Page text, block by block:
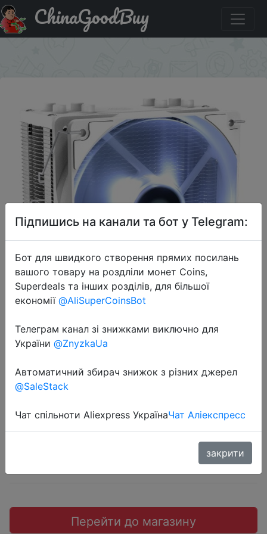
Купити на розпродажі Кулер для процессора ID-Cooling
SE-224-XT WHITE
ChinaGoodBuy
2022-06-10
Кулер для процессора ID-Cooling
SE-224-XT WHITE
1500 руб.
Перейти до магазину
Підпишись на канали та бот у Telegram:
Бот для швидкого створення прямих посилань
вашого товару на роздліли монет Coins,
Superdeals та інших розділів, для більшої
економії @AliSuperCoinsBot
Телеграм канал зі знижками виключно для
України @ZnyzkaUa
Автоматичний збирач знижок з різних джерел
@SaleStack
Чат спільноти Aliexpress УкраїнаЧат Аліекспресс
закрити